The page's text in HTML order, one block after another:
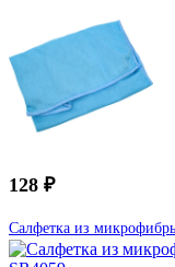
128 ₽
Салфетка из